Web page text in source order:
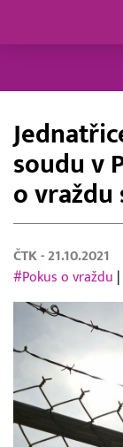
soudu v
o vraždu
ČTK - 21.10.2021
#Pokus o vraždu